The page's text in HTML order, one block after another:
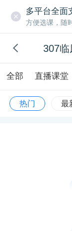
多平台全面
方便选课，随
307临
全部 直播课堂
热门 最